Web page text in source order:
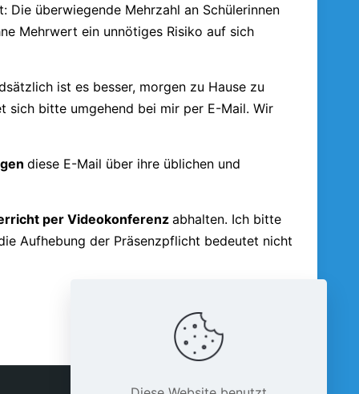
überwiegende Mehrzahl an Schülerinnen
Mehrwert ein unnötiges Risiko auf sich
ist es besser, morgen zu Hause zu
sich bitte umgehend bei mir per E-Mail. Wir
diese E-Mail über ihre üblichen und
per Videokonferenzabhalten. Ich bitte
Aufhebung der Präsenzpflicht bedeutet nicht